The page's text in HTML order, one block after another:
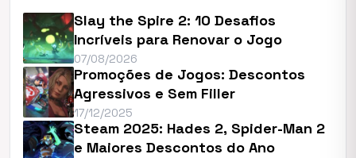
Slay the Spire 2: 10 Desafios
Incríveis para Renovar o Jogo
07/08/2026
Promoções de Jogos: Descontos
Agressivos e Sem Filler
17/12/2025
Steam 2025: Hades 2, Spider-Man 2
e Maiores Descontos do Ano